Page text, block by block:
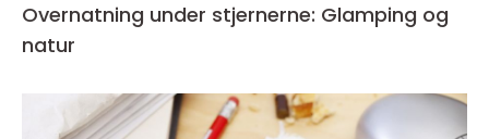
Overnatning under stjernerne: Glamping og
natur